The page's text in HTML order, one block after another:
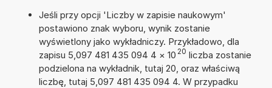
Jeśli przy opcji 'Liczby w zapisie naukowym'
postawiono znak wyboru, wynik zostanie
wyświetlony jako wykładniczy. Przykładowo, dla
zapisu 5,097 481 435 094 4 × 10 20 liczba zostanie
podzielona na wykładnik, tutaj 20, oraz właściwą
liczbę, tutaj 5,097 481 435 094 4. W przypadku